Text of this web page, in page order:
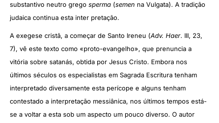
substantivo neutro grego sperma (semen na Vulgata). A tradição
judaica continua esta inter pretação.
A exegese cristã, a começar de Santo Ireneu (Adv. Haer. III, 23,
7), vê este texto como «proto-evangelho», que prenuncia a
vitória sobre satanás, obtida por Jesus Cristo. Embora nos
últimos séculos os especialistas em Sagrada Escritura tenham
interpretado diversamente esta perícope e alguns tenham
contestado a interpretação messiânica, nos últimos tempos está-
se a voltar a esta sob um aspecto um pouco diverso. O autor